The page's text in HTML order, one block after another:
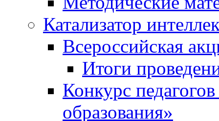
Катализатор
Всероссийская
Итоги
Конкурс
образования»